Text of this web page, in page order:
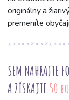
originálny a
premeníte
SEM NAHRAJTE
A ZÍSKAJTE 50